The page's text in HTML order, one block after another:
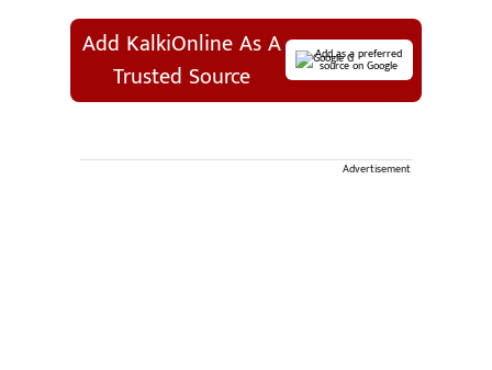
Add KalkiOnline As A
Trusted Source
Add as a preferred
source on Google
Advertisement